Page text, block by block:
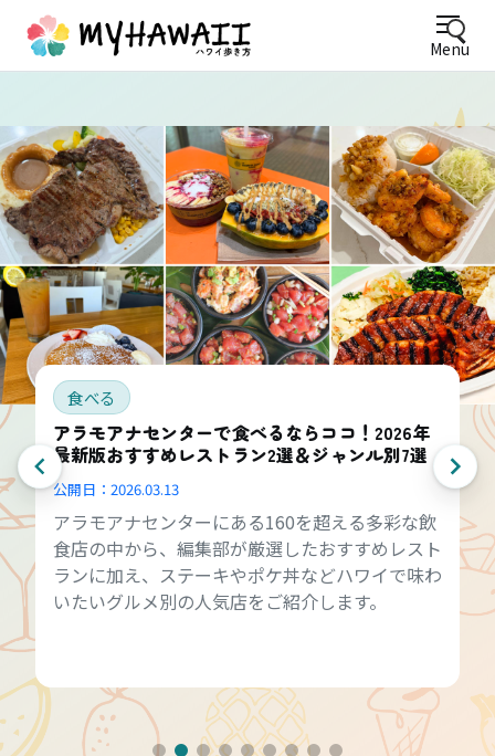
Menu
食べる
アラモアナセンターで食べるならココ！2026年
最新版おすすめレストラン2選＆ジャンル別7選
公開日： 2026.03.13
アラモアナセンターにある160を超える多彩な飲
食店の中から、編集部が厳選したおすすめレスト
ランに加え、ステーキやポケ丼などハワイで味わ
いたいグルメ別の人気店をご紹介します。